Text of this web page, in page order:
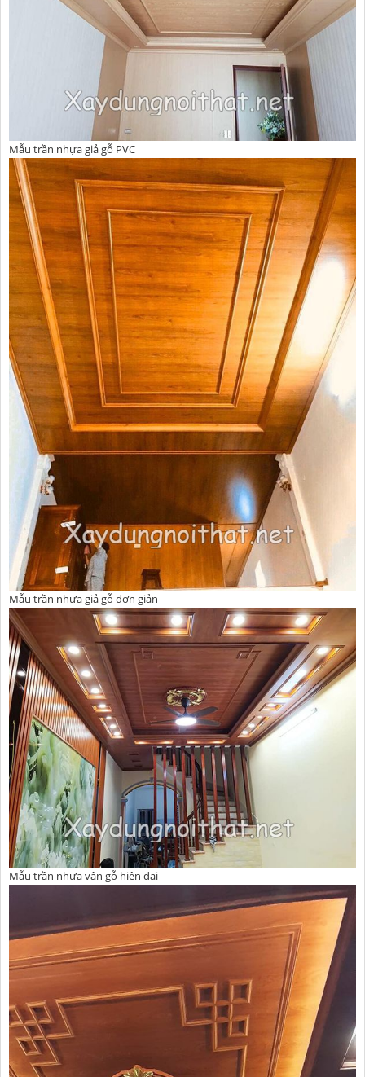
Mẫu trần nhựa giả gỗ PVC
Mẫu trần nhựa giả gỗ đơn giản
Mẫu trần nhựa vân gỗ hiện đại